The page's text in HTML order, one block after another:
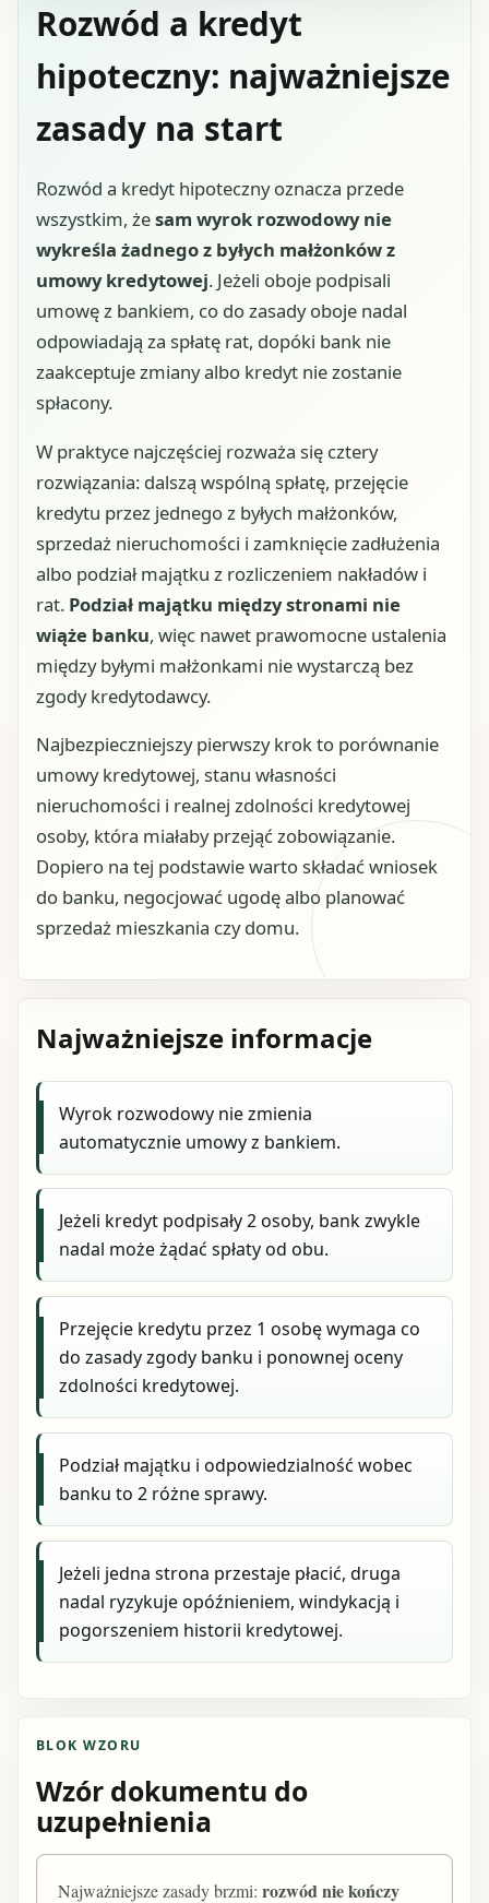
Rozwód a kredyt
hipoteczny: najważniejsze
zasady na start
Rozwód a kredyt hipoteczny oznacza przede
wszystkim, żesam wyrok rozwodowy nie
wykreśla żadnego z byłych małżonków z
umowy kredytowej. Jeżeli oboje podpisali
umowę z bankiem, co do zasady oboje nadal
odpowiadają za spłatę rat, dopóki bank nie
zaakceptuje zmiany albo kredyt nie zostanie
spłacony.
W praktyce najczęściej rozważa się cztery
rozwiązania: dalszą wspólną spłatę, przejęcie
kredytu przez jednego z byłych małżonków,
sprzedaż nieruchomości i zamknięcie zadłużenia
albo podział majątku z rozliczeniem nakładów i
rat. Podział majątku między stronami nie
wiąże banku, więc nawet prawomocne ustalenia
między byłymi małżonkami nie wystarczą bez
zgody kredytodawcy.
Najbezpieczniejszy pierwszy krok to porównanie
umowy kredytowej, stanu własności
nieruchomości i realnej zdolności kredytowej
osoby, która miałaby przejąć zobowiązanie.
Dopiero na tej podstawie warto składać wniosek
do banku, negocjować ugodę albo planować
sprzedaż mieszkania czy domu.
Najważniejsze informacje
Wyrok rozwodowy nie zmienia
automatycznie umowy z bankiem.
Jeżeli kredyt podpisały 2 osoby, bank zwykle
nadal może żądać spłaty od obu.
Przejęcie kredytu przez 1 osobę wymaga co
do zasady zgody banku i ponownej oceny
zdolności kredytowej.
Podział majątku i odpowiedzialność wobec
banku to 2 różne sprawy.
Jeżeli jedna strona przestaje płacić, druga
nadal ryzykuje opóźnieniem, windykacją i
pogorszeniem historii kredytowej.
BLOK WZORU
Wzór dokumentu do
uzupełnienia
Najważniejsze zasady brzmi:rozwód nie kończy